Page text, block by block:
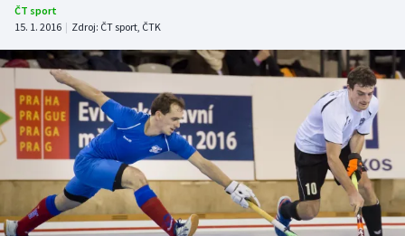
Atletika
Cyklistika
DALŠÍ SPORTY
Americký fotbal
Baseball a softbal
NEPŘEHLÉDNĚTE
Soutěže
ČT sport
15. 1. 2016 | Zdroj: ČT sport, ČTK